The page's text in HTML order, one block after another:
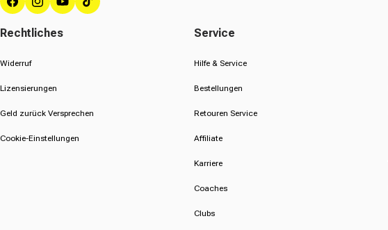
FacebookInstagram
YouTubeTikTok
Rechtliches
Widerruf
Lizensierungen
Geld zurück Versprechen
Cookie-Einstellungen
Service
Hilfe & Service
Bestellungen
Retouren Service
Affiliate
Karriere
Coaches
Clubs